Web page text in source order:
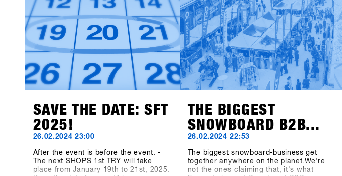
manufacturer Canary Cartel, Signal,
and Technine. A new type of binding
from Bone Binding and bottles from
Swoam Bottles, as well as re-
engineered protection gear from ruroc
and cosy gloves by Deathgrip
complete the variety of productsSoon
these brands will upload their
products, make sure sign up to SHOPS
1st BASE to check them out in
advance!
SAVE THE DATE: SFT
2025!
26.02.2024 23:00
After the event is before the event. -
The next SHOPS 1st TRY will take
place from January 19th to 21st, 2025.
THE BIGGEST
SNOWBOARD B2B...
26.02.2024 22:53
The biggest snowboard-business get
together anywhere on the planet.We're
not the ones claiming that, it's what